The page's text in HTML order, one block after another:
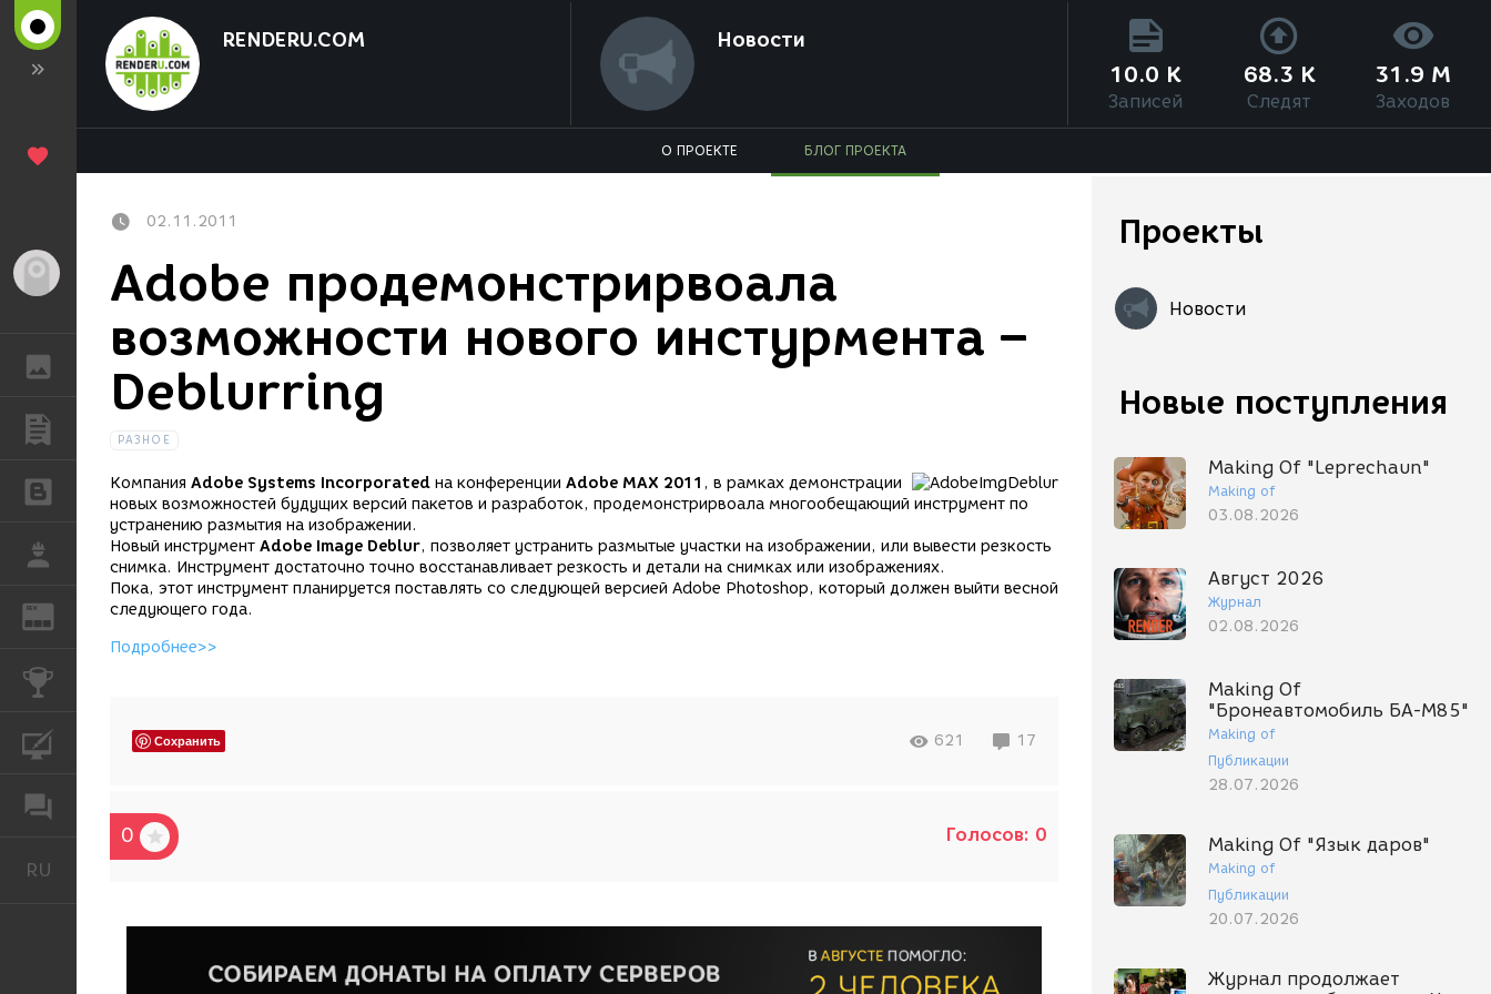
Гость
БЛОГИ
РАБОТА
REN ЖУРНАЛ
RU
RENDERU.COM Новости
10.0 K
Записей
68.3 K
Следят
31.9 M
Заходов
О ПРОЕКТЕ БЛОГ ПРОЕКТА
Проекты
Новости
Новые поступления
Making Of "Leprechaun"
Making of
03.08.2026
Август 2026
Журнал
02.08.2026
Making Of
"Бронеавтомобиль БА-М85"
Making of
Публикации
28.07.2026
Making Of "Язык даров"
Making of
Публикации
20.07.2026
Журнал продолжает
02.11.2011
Adobe продемонстрирвоала
возможности нового инстурмента –
Deblurring
РАЗНОЕ
Компания Adobe Systems Incorporated на конференции Adobe MAX 2011 , в рамках демонстрации
новых возможностей будущих версий пакетов и разработок, продемонстрирвоала многообещающий инструмент по
устранению размытия на изображении.
Новый инструмент Adobe Image Deblur, позволяет устранить размытые участки на изображении, или вывести резкость
снимка. Инструмент достаточно точно восстанавливает резкость и детали на снимках или изображениях.
Пока, этот инструмент планируется поставлять со следующей версией Adobe Photoshop, который должен выйти весной
следующего года.
Подробнее>>
Сохранить 621 17
0 Голосов: 0